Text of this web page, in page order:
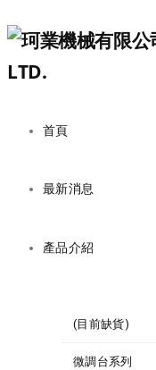
首頁
最新消息
產品介紹
(目前缺貨)
微調台系列